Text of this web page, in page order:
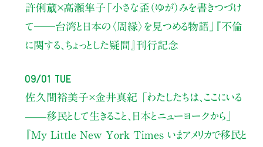
許俐葳×高瀬隼子 「小さな歪（ゆが）みを書きつづけ
て――台湾と日本の〈周縁〉を見つめる物語」
『不倫
に関する、ちょっとした疑問』刊行記念
09/01 Tue
佐久間裕美子×金井真紀 「わたしたちは、ここにいる
——移民として生きること、日本とニューヨークから」
『My Little New York Times いまアメリカで移民と